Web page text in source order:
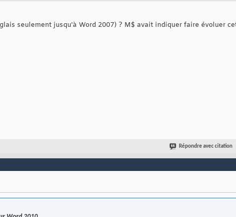
seulement jusqu'à Word 2007) ? M$ avait indiquer faire évoluer
Répondre avec citation